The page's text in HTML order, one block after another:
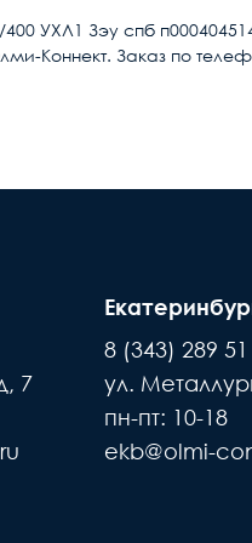
Россия
IP20
39
400
0.4
Пассивное
Когда вы
товар
что
составляет 15
платный - его
УХЛ1 Зэу спб
Коннект. Заказ по
7
8 (343) 289
ул.
пн-пт: 10-18
ekb@olmi-